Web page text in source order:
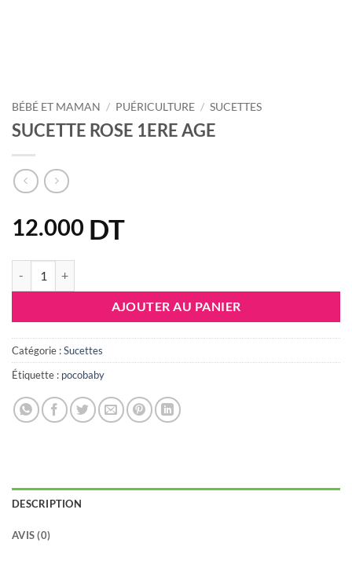
BÉBÉ ET MAMAN / PUÉRICULTURE / SUCETTES
SUCETTE ROSE 1ERE AGE
12.000 DT
AJOUTER AU PANIER
Catégorie :Sucettes
Étiquette : pocobaby
DESCRIPTION
AVIS (0)